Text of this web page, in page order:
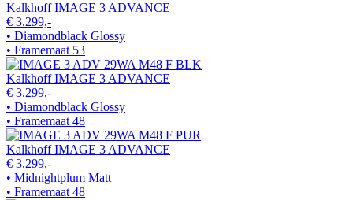
Kalkhoff IMAGE 3 ADVANCE
€ 3.299,-
• Diamondblack Glossy
• Framemaat 53
Kalkhoff IMAGE 3 ADVANCE
€ 3.299,-
• Diamondblack Glossy
• Framemaat 48
Kalkhoff IMAGE 3 ADVANCE
€ 3.299,-
• Midnightplum Matt
• Framemaat 48